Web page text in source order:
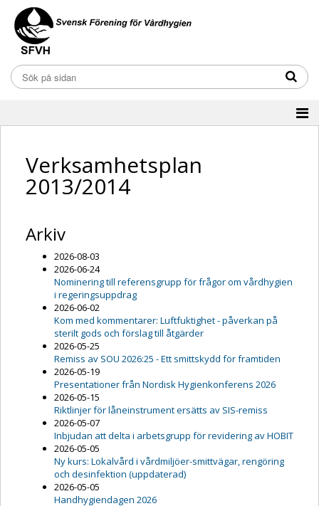
Verksamhetsplan
2013/2014
Arkiv
2026-08-03
2026-06-24
Nominering till referensgrupp för frågor om vårdhygien
i regeringsuppdrag
2026-06-02
Kom med kommentarer: Luftfuktighet - påverkan på
sterilt gods och förslag till åtgärder
2026-05-25
Remiss av SOU 2026:25 - Ett smittskydd för framtiden
2026-05-19
Presentationer från Nordisk Hygienkonferens 2026
2026-05-15
Riktlinjer för låneinstrument ersätts av SIS-remiss
2026-05-07
Inbjudan att delta i arbetsgrupp för revidering av HOBIT
2026-05-05
Ny kurs: Lokalvård i vårdmiljöer-smittvägar, rengöring
och desinfektion (uppdaterad)
2026-05-05
Handhygiendagen 2026